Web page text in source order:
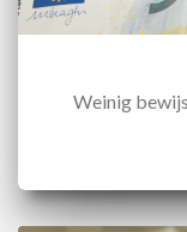
Weinig